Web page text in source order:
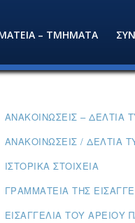
– ΤΜΗΜΑΤΑ
ΑΝΑΚΟΙΝΏΣΕΙΣ – ΔΕΛΤΊΑ
ΑΝΑΚΟΙΝΏΣΕΙΣ / ΔΕΛΤΊΑ
ΙΣΤΟΡΙΚΆ ΣΤΟΙΧΕΊΑ
ΓΡΑΜΜΑΤΕΊΑ ΤΗΣ
ΕΙΣΑΓΓΕΛΊΑ ΤΟΥ ΑΡΕΊΟΥ